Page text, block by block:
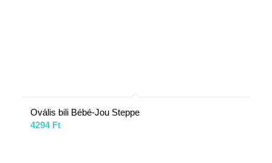
Ovális bili Bébé-Jou Steppe
4294 Ft